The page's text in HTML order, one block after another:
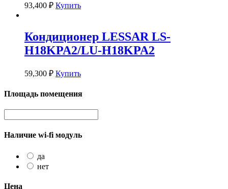
93,400 ₽ Купить
Кондиционер LESSAR LS-
H18KPA2/LU-H18KPA2
59,300 ₽ Купить
Площадь помещения
Наличие wi-fi модуль
да
нет
Цена